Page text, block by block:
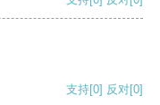
支持[0] 反对[0]